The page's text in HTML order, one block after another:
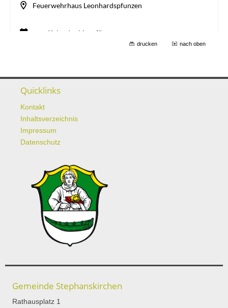
drucken nach oben
Quicklinks
Kontakt
Inhaltsverzeichnis
Impressum
Datenschutz
Gemeinde Stephanskirchen
Rathausplatz 1